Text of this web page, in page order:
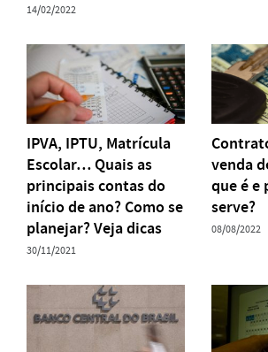
14/02/2022
IPVA, IPTU, Matrícula
Escolar… Quais as
principais contas do
início de ano? Como se
planejar? Veja dicas
30/11/2021
venda
que é e
serve?
08/08/2022